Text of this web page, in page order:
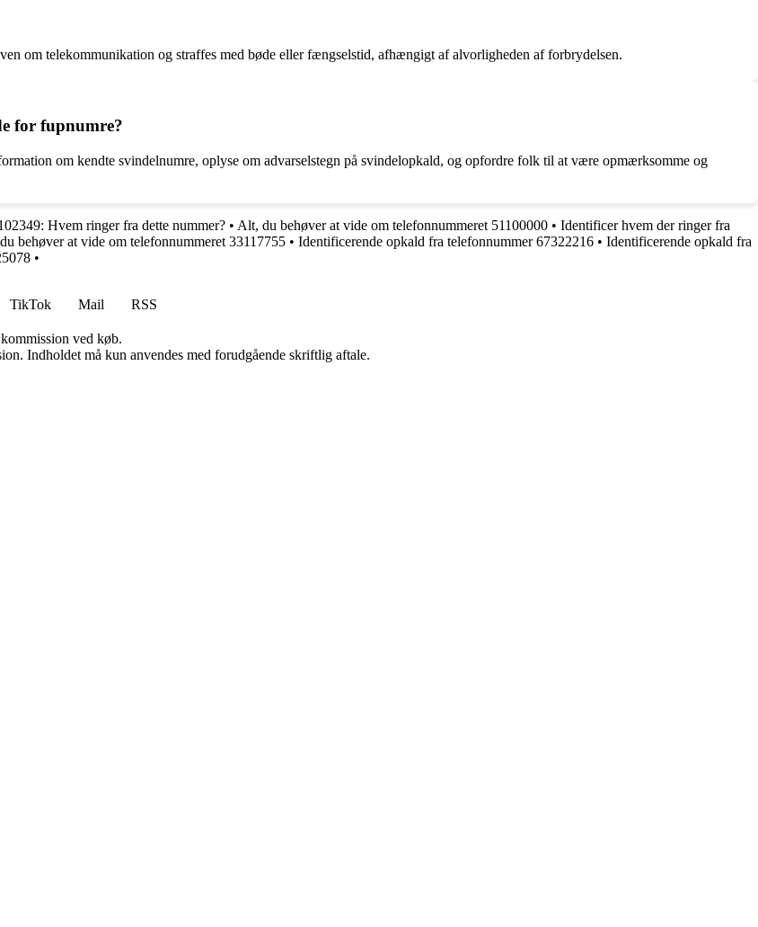
om telekommunikation og straffes med bøde eller fængselstid, afhængigt af alvorligheden af forbrydelsen.
for fupnumre?
om kendte svindelnumre, oplyse om advarselstegn på svindelopkald, og opfordre folk til at være opmærksomme og
Hvem ringer fra dette nummer? • Alt, du behøver at vide om telefonnummeret 51100000 • Identificer hvem der ringer fra
behøver at vide om telefonnummeret 33117755 • Identificerende opkald fra telefonnummer 67322216 • Identificerende opkald fra
•
TikTok Mail
RSS
ved køb.
Indholdet må kun anvendes med forudgående skriftlig aftale.